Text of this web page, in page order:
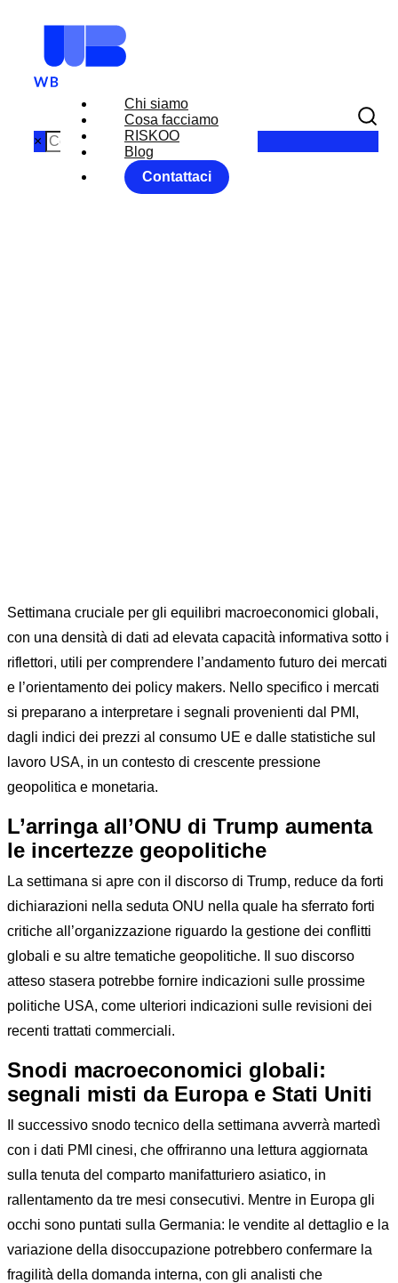
Chi siamo
Cosa facciamo
RISKOO
Blog
Contattaci
×
IN ATTESA DEI
Settimana cruciale per gli equilibri macroeconomici globali,
con una densità di dati ad elevata capacità informativa sotto i
riflettori, utili per comprendere l’andamento futuro dei mercati
e l’orientamento dei policy makers. Nello specifico i mercati
si preparano a interpretare i segnali provenienti dal PMI,
dagli indici dei prezzi al consumo UE e dalle statistiche sul
lavoro USA, in un contesto di crescente pressione
geopolitica e monetaria.
L’arringa all’ONU di Trump aumenta
le incertezze geopolitiche
La settimana si apre con il discorso di Trump, reduce da forti
dichiarazioni nella seduta ONU nella quale ha sferrato forti
critiche all’organizzazione riguardo la gestione dei conflitti
globali e su altre tematiche geopolitiche. Il suo discorso
atteso stasera potrebbe fornire indicazioni sulle prossime
politiche USA, come ulteriori indicazioni sulle revisioni dei
recenti trattati commerciali.
Snodi macroeconomici globali:
segnali misti da Europa e Stati Uniti
Il successivo snodo tecnico della settimana avverrà martedì
con i dati PMI cinesi, che offriranno una lettura aggiornata
sulla tenuta del comparto manifatturiero asiatico, in
rallentamento da tre mesi consecutivi. Mentre in Europa gli
occhi sono puntati sulla Germania: le vendite al dettaglio e la
variazione della disoccupazione potrebbero confermare la
fragilità della domanda interna, con gli analisti che